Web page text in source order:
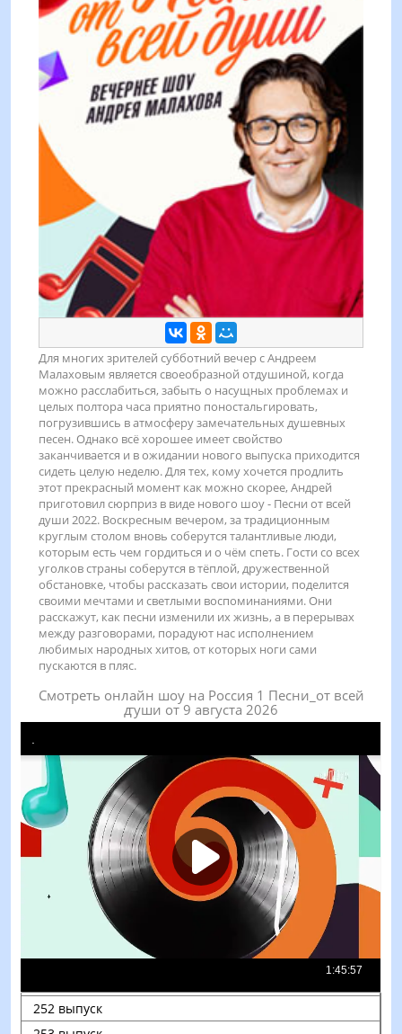
Для многих зрителей субботний вечер с Андреем
Малаховым является своеобразной отдушиной, когда
можно расслабиться, забыть о насущных проблемах и
целых полтора часа приятно поностальгировать,
погрузившись в атмосферу замечательных душевных
песен. Однако всё хорошее имеет свойство
заканчивается и в ожидании нового выпуска приходится
сидеть целую неделю. Для тех, кому хочется продлить
этот прекрасный момент как можно скорее, Андрей
приготовил сюрприз в виде нового шоу - Песни от всей
души 2022. Воскресным вечером, за традиционным
круглым столом вновь соберутся талантливые люди,
которым есть чем гордиться и о чём спеть. Гости со всех
уголков страны соберутся в тёплой, дружественной
обстановке, чтобы рассказать свои истории, поделится
своими мечтами и светлыми воспоминаниями. Они
расскажут, как песни изменили их жизнь, а в перерывах
между разговорами, порадуют нас исполнением
любимых народных хитов, от которых ноги сами
пускаются в пляс.
Смотреть онлайн шоу на Россия 1 Песни_от всей
ꙣуши от 9 августа 2026